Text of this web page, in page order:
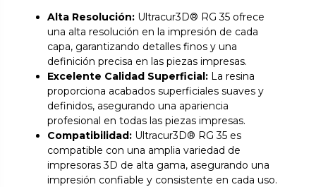
Alta Resolución: Ultracur3D® RG 35 ofrece
una alta resolución en la impresión de cada
capa, garantizando detalles finos y una
definición precisa en las piezas impresas.
Excelente Calidad Superficial: La resina
proporciona acabados superficiales suaves y
definidos, asegurando una apariencia
profesional en todas las piezas impresas.
Compatibilidad: Ultracur3D® RG 35 es
compatible con una amplia variedad de
impresoras 3D de alta gama, asegurando una
impresión confiable y consistente en cada uso.